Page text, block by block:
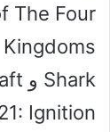
The Four